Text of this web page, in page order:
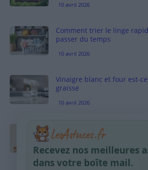
10 avril 2026
Comment trier le linge
passer du temps
10 avril 2026
Vinaigre blanc et four est-
graisse
10 avril 2026
Taches pigmentaires :
habitudes qui aident
9 avril 2026
Recevez nos meilleures
dans votre boîte mail.